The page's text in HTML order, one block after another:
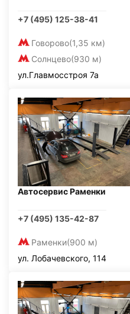
+7 (495) 125-38-41
Говорово(1,35 км)
Солнцево(930 м)
ул.Главмосстроя 7а
Автосервис Раменки
+7 (495) 135-42-87
Раменки(900 м)
ул. Лобачевского, 114